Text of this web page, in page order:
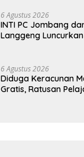
6 Agustus 2026
INTI PC Jombang
Langgeng
6 Agustus 2026
Diduga Keracunan
Gratis, Ratusan